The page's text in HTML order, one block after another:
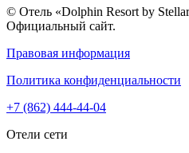
© Отель «Dolphin Resort by
Официальный сайт.
Правовая информация
Политика конфиденциальности
+7 (862) 444-44-04
Отели сети